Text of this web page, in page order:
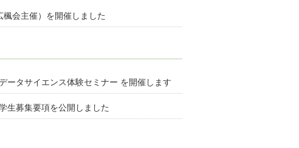
楓会主催）を開催しました
ータサイエンス体験セミナー を開催します
生募集要項を公開しました